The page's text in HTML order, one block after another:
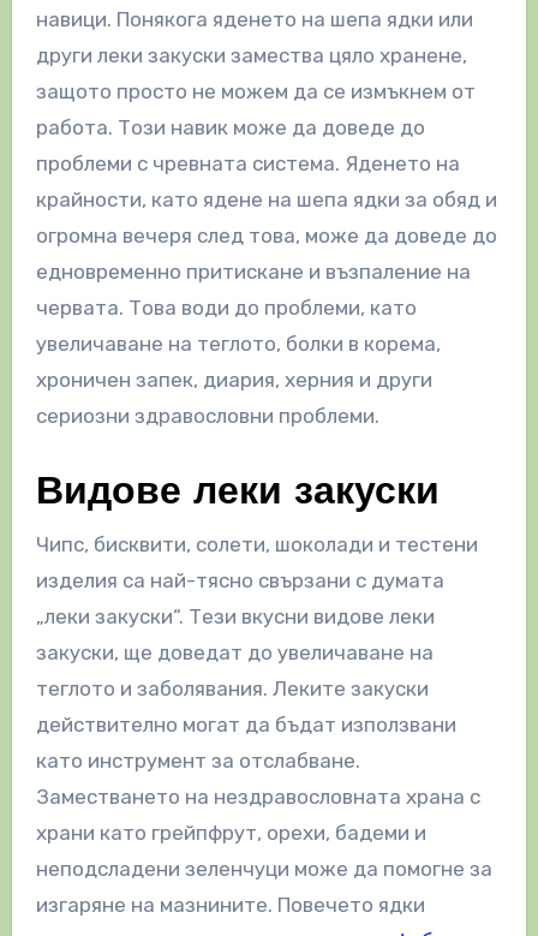
навици. Понякога яденето на шепа ядки или
други леки закуски замества цяло хранене,
защото просто не можем да се измъкнем от
работа. Този навик може да доведе до
проблеми с чревната система. Яденето на
крайности, като ядене на шепа ядки за обяд и
огромна вечеря след това, може да доведе до
едновременно притискане и възпаление на
червата. Това води до проблеми, като
увеличаване на теглото, болки в корема,
хроничен запек, диария, херния и други
сериозни здравословни проблеми.
Видове леки закуски
Чипс, бисквити, солети, шоколади и тестени
изделия са най-тясно свързани с думата
„леки закуски“. Тези вкусни видове леки
закуски, ще доведат до увеличаване на
теглото и заболявания. Леките закуски
действително могат да бъдат използвани
като инструмент за отслабване.
Заместването на нездравословната храна с
храни като грейпфрут, орехи, бадеми и
неподсладени зеленчуци може да помогне за
изгаряне на мазнините. Повечето ядки